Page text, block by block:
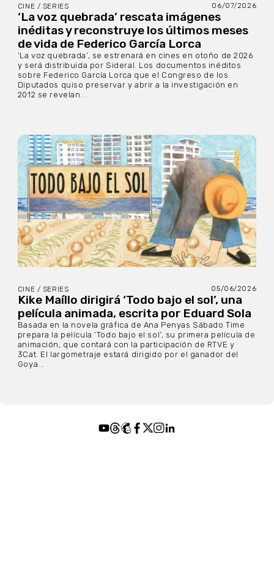
CINE / SERIES 06/07/2026
‘La voz quebrada’ rescata imágenes
inéditas y reconstruye los últimos meses
de vida de Federico García Lorca
‘La voz quebrada’, se estrenará en cines en otoño de 2026
y será distribuida por Sideral. Los documentos inéditos
sobre Federico García Lorca que el Congreso de los
Diputados quiso preservar y abrir a la investigación en
2012 se revelan...
CINE / SERIES 05/06/2026
Kike Maíllo dirigirá ‘Todo bajo el sol’, una
película animada, escrita por Eduard Sola
Basada en la novela gráfica de Ana Penyas Sábado Time
prepara la película ‘Todo bajo el sol’, su primera película de
animación, que contará con la participación de RTVE y
3Cat. El largometraje estará dirigido por el ganador del
Goya...